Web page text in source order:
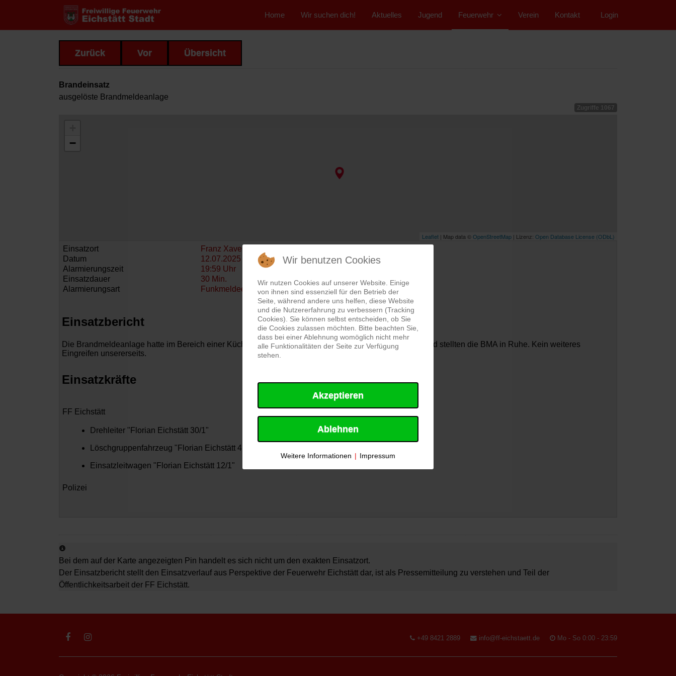
Home Wir suchen dich! Aktuelles Jugend Feuerwehr Verein Kontakt Login
Zurück Vor Übersicht
Brandeinsatz
ausgelöste Brandmeldeanlage
Zugriffe 1067
−
Leaflet | Map data ©OpenStreetMap | Lizenz: Open Database License (ODbL)
Einsatzort
Franz Xaver Platz, 85072 Eichstätt
Datum
12.07.2025
Alarmierungszeit
19:59 Uhr
Einsatzdauer
30 Min.
Alarmierungsart
Funkmeldeempfänger
Einsatzbericht
Die Brandmeldeanlage hatte im Bereich einer Küche ausgelöst. Wir kontrollierten die Räumlichkeiten und stellten die BMA in Ruhe. Kein weiteres
Eingreifen unsererseits.
Einsatzkräfte
FF Eichstätt
Drehleiter "Florian Eichstätt 30/1"
Löschgruppenfahrzeug "Florian Eichstätt 41/1"
Einsatzleitwagen "Florian Eichstätt 12/1"
Polizei
Bei dem auf der Karte angezeigten Pin handelt es sich nicht um den exakten Einsatzort.
Der Einsatzbericht stellt den Einsatzverlauf aus Perspektive der Feuerwehr Eichstätt dar, ist als Pressemitteilung zu verstehen und Teil der
Öffentlichkeitsarbeit der FF Eichstätt.
+49 8421 2889 info@ff-eichstaett.de Mo - So 0:00 - 23:59
Wir benutzen Cookies
Wir nutzen Cookies auf unserer Website. Einige
von ihnen sind essenziell für den Betrieb der
Seite, während andere uns helfen, diese Website
und die Nutzererfahrung zu verbessern (Tracking
Cookies). Sie können selbst entscheiden, ob Sie
die Cookies zulassen möchten. Bitte beachten Sie,
dass bei einer Ablehnung womöglich nicht mehr
alle Funktionalitäten der Seite zur Verfügung
stehen.
Akzeptieren
Ablehnen
Weitere Informationen | Impressum